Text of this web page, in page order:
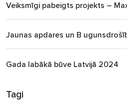
Veiksmīgi pabeigts projekts –
Jaunas apdares un B
Gada labākā būve Latvijā 2024
Tagi